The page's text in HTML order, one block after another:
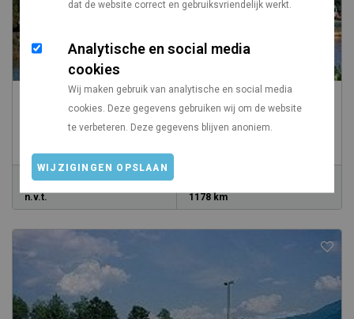
dat de website correct en gebruiksvriendelijk werkt.
Analytische en social media
cookies
Wij maken gebruik van analytische en social media
cookies. Deze gegevens gebruiken wij om de website
te verbeteren. Deze gegevens blijven anoniem.
WIJZIGINGEN OPSLAAN
Camping Rutar Lido
Prijs vanaf
n.v.t.
1178 km